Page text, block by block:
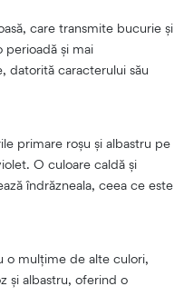
care transmite bucurie și
perioadă și mai
datorită caracterului său
primare roșu și albastru pe
O culoare caldă și
îndrăzneala, ceea ce este
o mulțime de alte culori,
și albastru, oferind o